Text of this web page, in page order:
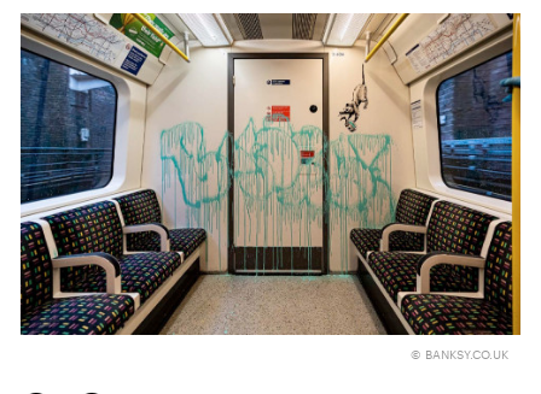
© BANKSY.CO.UK